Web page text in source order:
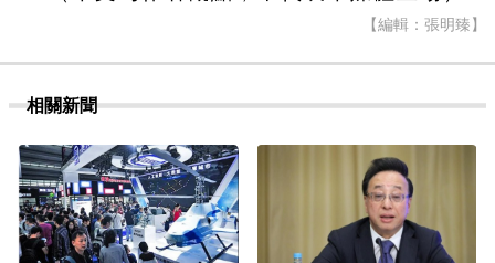
【編輯：張明臻】
相關新聞